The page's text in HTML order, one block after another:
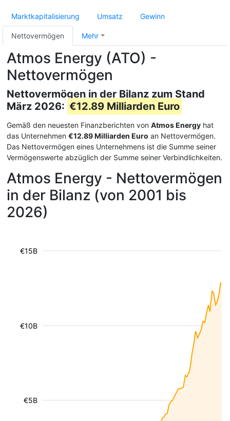
Marktkapitalisierung Umsatz Gewinn
Nettovermögen Mehr
Atmos Energy (ATO) -
Nettovermögen
Nettovermögen in der Bilanz zum Stand
März 2026: €12.89 Milliarden Euro
Gemäß den neuesten Finanzberichten von Atmos Energy hat
das Unternehmen €12.89 Milliarden Euro an Nettovermögen.
Das Nettovermögen eines Unternehmens ist die Summe seiner
Vermögenswerte abzüglich der Summe seiner Verbindlichkeiten.
Atmos Energy - Nettovermögen
in der Bilanz (von 2001 bis
2026)
€5B
€10B
€15B